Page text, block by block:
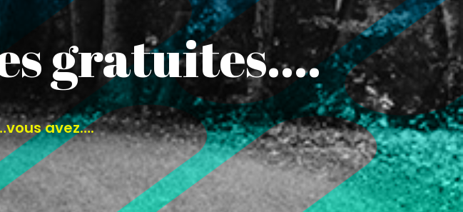
gratuites....
avez….